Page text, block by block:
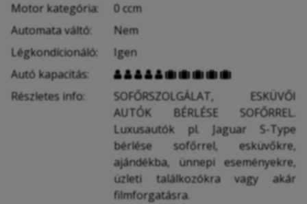
Motor kategória:
0 ccm
Automata váltó:
Nem
Légkondícionáló:
Igen
Autó kapacitás:
         
Részletes info:
SOFŐRSZOLGÁLAT, ESKÜVŐI
AUTÓK BÉRLÉSE SOFŐRREL.
Luxusautók pl. Jaguar S-Type
bérlése sofőrrel, esküvőkre,
ajándékba, ünnepi eseményekre,
üzleti találkozókra vagy akár
filmforgatásra.